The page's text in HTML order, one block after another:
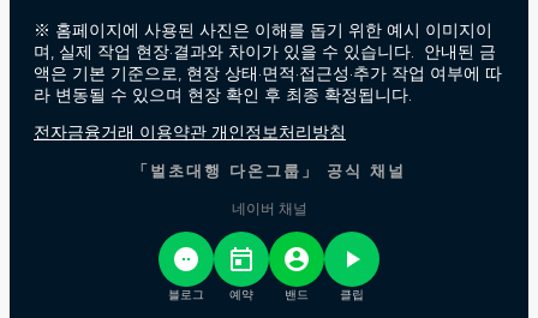
※ 홈페이지에 사용된 사진은 이해를 돕기 위한 예시 이미지이
며, 실제 작업 현장·결과와 차이가 있을 수 있습니다. 안내된 금
액은 기본 기준으로, 현장 상태·면적·접근성·추가 작업 여부에 따
라 변동될 수 있으며 현장 확인 후 최종 확정됩니다.
전자금융거래 이용약관 개인정보처리방침
「벌초대행 다온그룹」 공식 채널
네이버 채널
블로그 예약 밴드 클립